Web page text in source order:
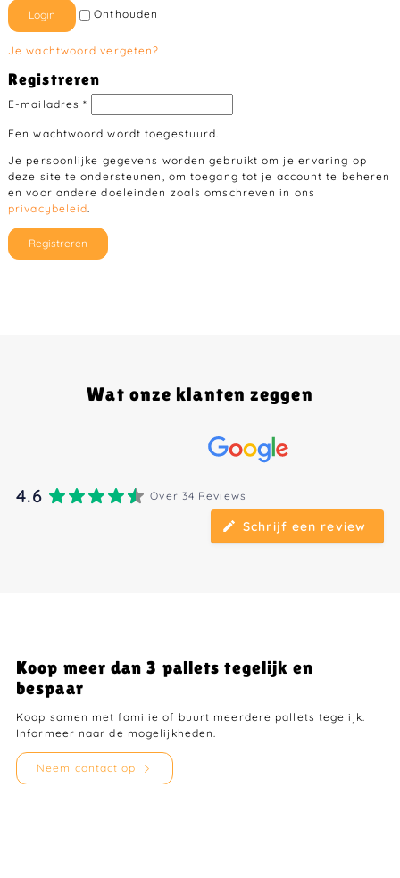
Login Onthouden
Je wachtwoord vergeten?
Registreren
E-mailadres*
Een wachtwoord wordt toegestuurd.
Je persoonlijke gegevens worden gebruikt om je ervaring op
deze site te ondersteunen, om toegang tot je account te beheren
en voor andere doeleinden zoals omschreven in ons
privacybeleid
Registreren
Wat onze klanten zeggen
4.6 Over 34 Reviews
Schrijf een review
Koop meer dan 3 pallets tegelijk en
bespaar
Koop samen met familie of buurt meerdere pallets tegelijk.
Informeer naar de mogelijkheden.
Neem contact op